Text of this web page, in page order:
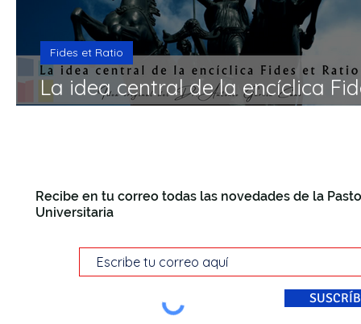
La idea central de la encíclica
Ratio
Fides et Ratio
Recibe en tu correo todas las novedades de la
Universitaria